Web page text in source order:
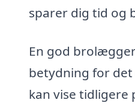
sparer dig tid og
En god
betydning for
kan vise tidligere